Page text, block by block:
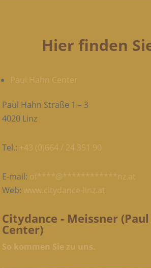
Hier finden
Paul Hahn Center
Paul Hahn Straße 1 – 3
4020 Linz
Tel.: +43 (0)664 / 24 351 90
E-mail: of****@************nz.at
Web:www.citydance-linz.at
Citydance - Meissner
Center)
So kommen Sie zu uns.